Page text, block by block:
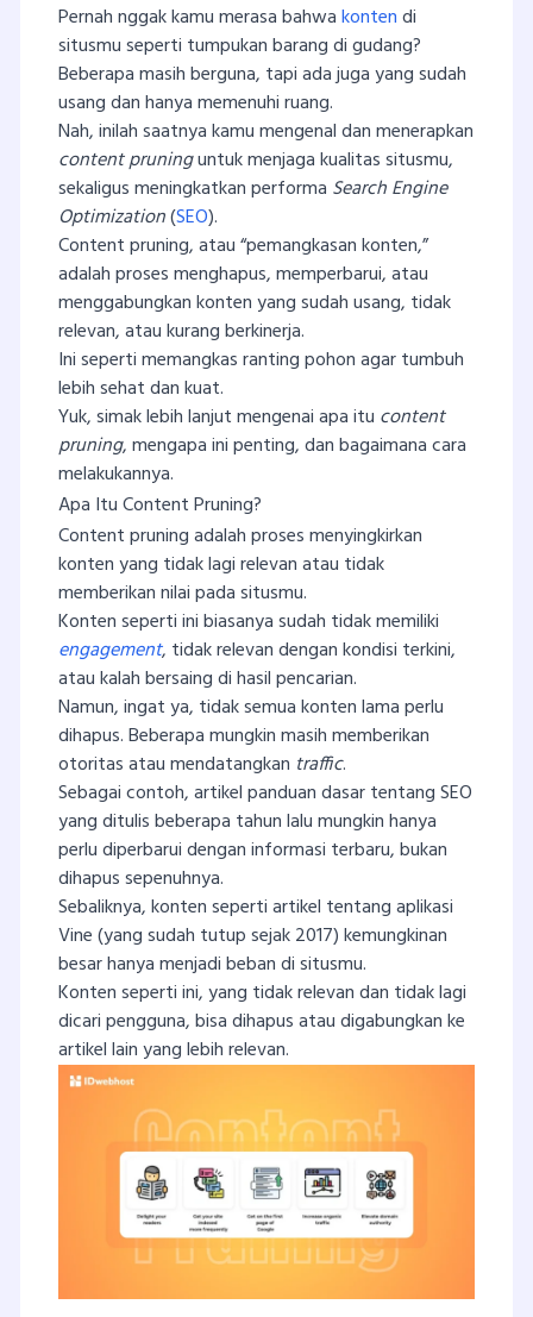
Pernah nggak kamu merasa bahwakontendi
situsmu seperti tumpukan barang di gudang?
Beberapa masih berguna, tapi ada juga yang sudah
usang dan hanya memenuhi ruang.
Nah, inilah saatnya kamu mengenal dan menerapkan
content pruninguntuk menjaga kualitas situsmu,
sekaligus meningkatkan performa Search Engine
Optimization(SEO).
Content pruning, atau “pemangkasan konten,”
adalah proses menghapus, memperbarui, atau
menggabungkan konten yang sudah usang, tidak
relevan, atau kurang berkinerja.
Ini seperti memangkas ranting pohon agar tumbuh
lebih sehat dan kuat.
Yuk, simak lebih lanjut mengenai apa itu content
pruning, mengapa ini penting, dan bagaimana cara
melakukannya.
Apa Itu Content Pruning?
Content pruning adalah proses menyingkirkan
konten yang tidak lagi relevan atau tidak
memberikan nilai pada situsmu.
Konten seperti ini biasanya sudah tidak memiliki
engagement, tidak relevan dengan kondisi terkini,
atau kalah bersaing di hasil pencarian.
Namun, ingat ya, tidak semua konten lama perlu
dihapus. Beberapa mungkin masih memberikan
otoritas atau mendatangkan traffic.
Sebagai contoh, artikel panduan dasar tentang SEO
yang ditulis beberapa tahun lalu mungkin hanya
perlu diperbarui dengan informasi terbaru, bukan
dihapus sepenuhnya.
Sebaliknya, konten seperti artikel tentang aplikasi
Vine (yang sudah tutup sejak 2017) kemungkinan
besar hanya menjadi beban di situsmu.
Konten seperti ini, yang tidak relevan dan tidak lagi
dicari pengguna, bisa dihapus atau digabungkan ke
artikel lain yang lebih relevan.